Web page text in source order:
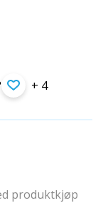
+ 4
produktkjøp